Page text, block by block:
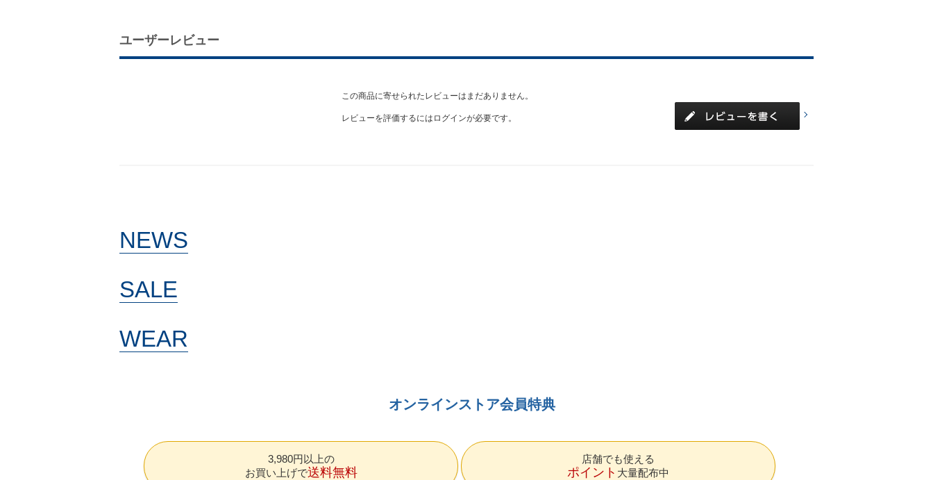
ユーザーレビュー
この商品に寄せられたレビューはまだありません。
レビューを評価するには ログインが必要です。
NEWS
SALE
WEAR
オンラインストア会員特典
3,980円以上の
お買い上げで送料無料
店舗でも使える
ポイント 大量配布中